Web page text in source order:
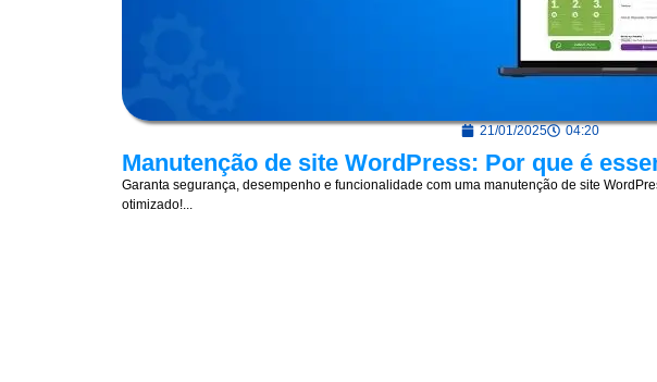
21/01/2025 04:20
Manutenção de site WordPress: Por que é
Garanta segurança, desempenho e funcionalidade com uma manutenção de site
otimizado!...